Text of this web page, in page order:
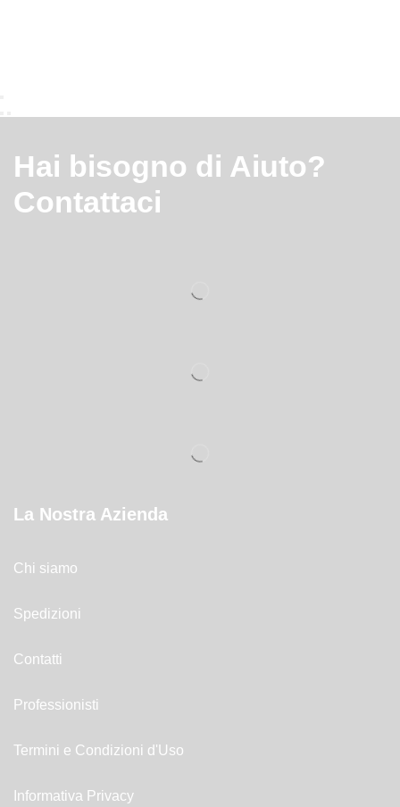
Hai bisogno di Aiuto?
Contattaci
La Nostra Azienda
Chi siamo
Spedizioni
Contatti
Professionisti
Termini e Condizioni d'Uso
Informativa Privacy